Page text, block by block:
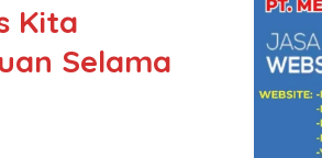
Kita
Selama